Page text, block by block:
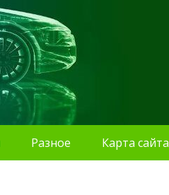
Разное Карта сайта